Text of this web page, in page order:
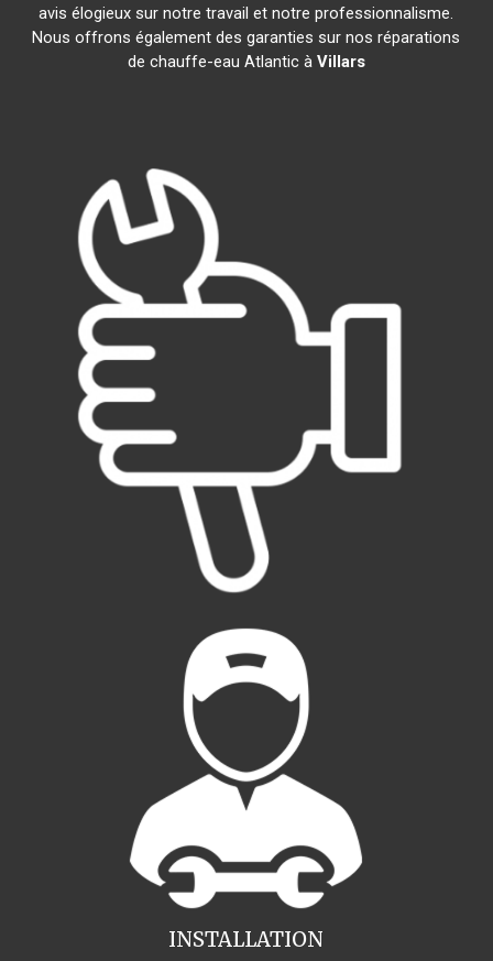
avis élogieux sur notre travail et notre professionnalisme.
Nous offrons également des garanties sur nos réparations
de chauffe-eau Atlantic à Villars
INSTALLATION